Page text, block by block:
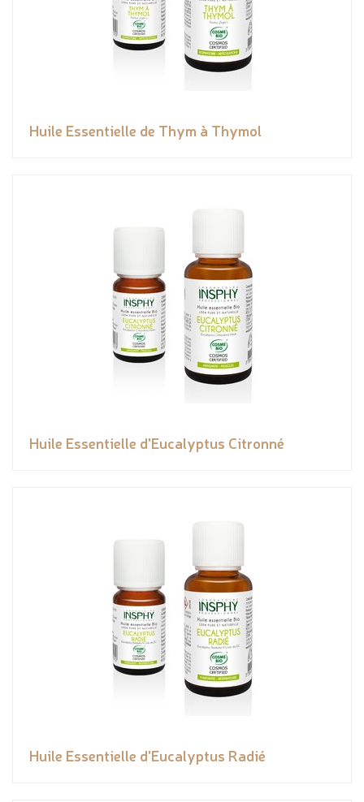
Huile Essentielle de Thym à Thymol
Huile Essentielle d'Eucalyptus Citronné
Huile Essentielle d'Eucalyptus Radié